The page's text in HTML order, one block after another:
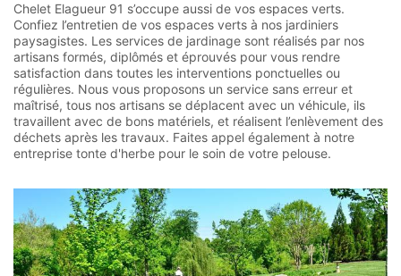
Chelet Elagueur 91 s’occupe aussi de vos espaces verts.
Confiez l’entretien de vos espaces verts à nos jardiniers
paysagistes. Les services de jardinage sont réalisés par nos
artisans formés, diplômés et éprouvés pour vous rendre
satisfaction dans toutes les interventions ponctuelles ou
régulières. Nous vous proposons un service sans erreur et
maîtrisé, tous nos artisans se déplacent avec un véhicule, ils
travaillent avec de bons matériels, et réalisent l’enlèvement des
déchets après les travaux. Faites appel également à notre
entreprise tonte d'herbe pour le soin de votre pelouse.